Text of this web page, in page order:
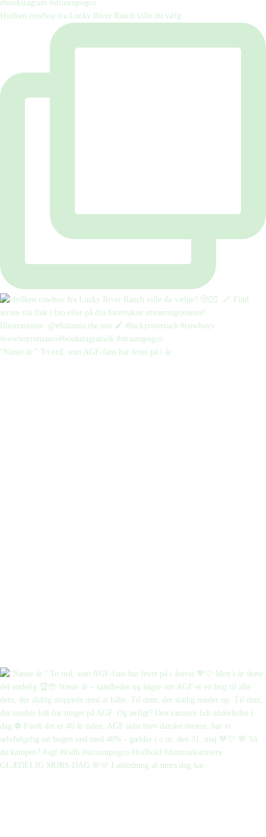
Hvilken cowboy fra Lucky River Ranch ville du vælg
“Næste år.” To ord, som AGF-fans har levet på i år
GLÆDELIG MORS DAG 🌸🩷 I anledning af mors dag har